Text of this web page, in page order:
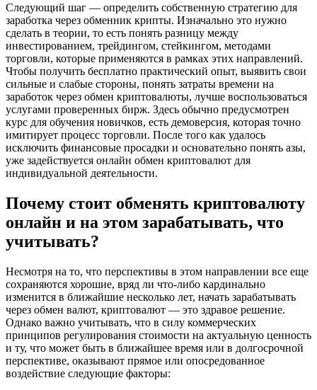
Следующий шаг — определить собственную стратегию для
заработка через обменник крипты. Изначально это нужно
сделать в теории, то есть понять разницу между
инвестированием, трейдингом, стейкингом, методами
торговли, которые применяются в рамках этих направлений.
Чтобы получить бесплатно практический опыт, выявить свои
сильные и слабые стороны, понять затраты времени на
заработок через обмен криптовалюты, лучше воспользоваться
услугами проверенных бирж. Здесь обычно предусмотрен
курс для обучения новичков, есть демоверсия, которая точно
имитирует процесс торговли. После того как удалось
исключить финансовые просадки и основательно понять азы,
уже задействуется онлайн обмен криптовалют для
индивидуальной деятельности.
Почему стоит обменять криптовалюту
онлайн и на этом зарабатывать, что
учитывать?
Несмотря на то, что перспективы в этом направлении все еще
сохраняются хорошие, вряд ли что-либо кардинально
изменится в ближайшие несколько лет, начать зарабатывать
через обмен валют, криптовалют — это здравое решение.
Однако важно учитывать, что в силу коммерческих
принципов регулирования стоимости на актуальную ценность
и ту, что может быть в ближайшее время или в долгосрочной
перспективе, оказывают прямое или опосредованное
воздействие следующие факторы: